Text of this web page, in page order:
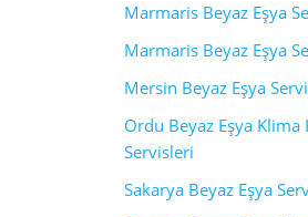
Marmaris Beyaz Eşya
Marmaris Beyaz Eşya
Mersin Beyaz Eşya
Ordu Beyaz Eşya Klima
Servisleri
Sakarya Beyaz Eşya